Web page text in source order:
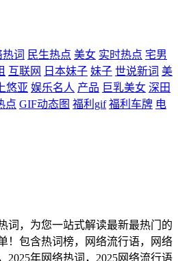
热词 民生热点 美女 实时热点 宅男
互联网 日本妹子 妹子 世说新词 美
悠亚 娱乐名人 产品 巨乳美女 深田
点 GIF动态图 福利gif 福利车牌 电
词，为您一站式解读最新最热门的
！包含热词榜，网络流行语，网络
2025年网络热词，2025网络流行语